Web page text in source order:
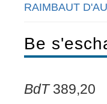
Tu sei qui
RAIMBAUT
Be
BdT389,20